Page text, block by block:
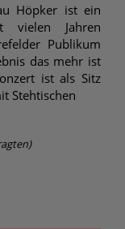
Höpker ist ein
vielen Jahren
Publikum
das mehr ist
ist als Sitz
Stehtischen